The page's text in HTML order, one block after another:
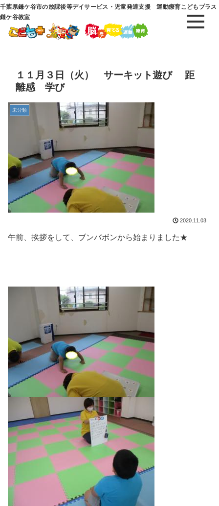
千葉県鎌ケ谷市の放課後等デイサービス・児童発達支援 運動療育こどもプラス
鎌ケ谷教室
１１月３日（火） サーキット遊び 距
離感 学び
未分類
2020.11.03
午前、挨拶をして、ブンバボンから始まりました★